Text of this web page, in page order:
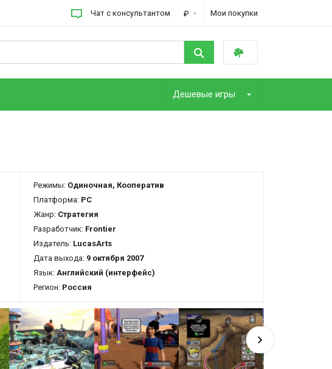
Чат с консультантом ₽ Мои покупки
Дешевые игры
Режимы: Одиночная, Кооператив
Платформа: PC
Жанр: Стратегия
Разработчик: Frontier
Издатель: LucasArts
Дата выхода: 9 октября 2007
Язык: Английский (интерфейс)
Регион: Россия